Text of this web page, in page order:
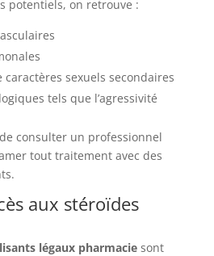
potentiels, on retrouve :
caractères sexuels secondaires
tels que l’agressivité
consulter un professionnel
tout traitement avec des
aux stéroïdes
légaux pharmaciesont